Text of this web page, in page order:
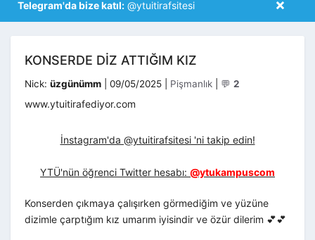
×
Telegram'da bize katıl: @ytuitirafsitesi
KONSERDE DIZ ATTIĞIM KIZ
Nick: üzgünümm 09/05/2025 Kategoriler
Pişmanlık 💬 2
www.ytuitirafediyor.com
İnstagram'da @ytuitirafsitesi 'ni takip edin!
YTÜ'nün öğrenci Twitter hesabı: @ytukampuscom
Konserden çıkmaya çalışırken görmediğim ve yüzüne
dizimle çarptığım kız umarım iyisindir ve özür dilerim 💕💕